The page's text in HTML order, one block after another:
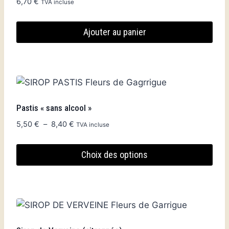
TVA incluse
Ajouter au panier
Pastis « sans alcool »
5,50 € – 8,40 € Plage
prix :
5,50 €
TVA incluse
Choix des options
a